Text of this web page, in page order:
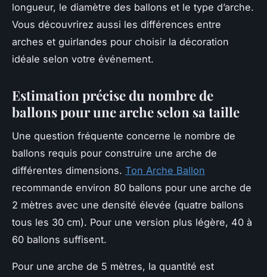
longueur, le diamètre des ballons et le type d’arche.
Vous découvrirez aussi les différences entre
arches et guirlandes pour choisir la décoration
idéale selon votre événement.
Estimation précise du nombre de
ballons pour une arche selon sa taille
Une question fréquente concerne le nombre de
ballons requis pour construire une arche de
différentes dimensions. Ton Arche Ballon
recommande environ 80 ballons pour une arche de
2 mètres avec une densité élevée (quatre ballons
tous les 30 cm). Pour une version plus légère, 40 à
60 ballons suffisent.
Pour une arche de 5 mètres, la quantité est